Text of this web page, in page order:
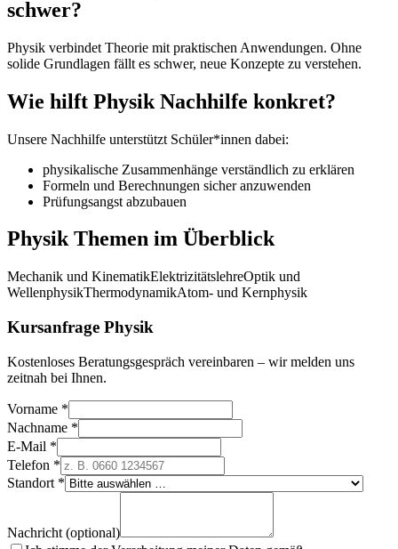
schwer?
Physik verbindet Theorie mit praktischen Anwendungen. Ohne
solide Grundlagen fällt es schwer, neue Konzepte zu verstehen.
Wie hilft Physik Nachhilfe konkret?
Unsere Nachhilfe unterstützt Schüler*innen dabei:
physikalische Zusammenhänge verständlich zu erklären
Formeln und Berechnungen sicher anzuwenden
Prüfungsangst abzubauen
PhysikThemen im Überblick
Mechanik und KinematikElektrizitätslehreOptik und
WellenphysikThermodynamikAtom- und Kernphysik
Kursanfrage Physik
Kostenloses Beratungsgespräch vereinbaren – wir melden uns
zeitnah bei Ihnen.
Vorname *
Nachname *
E-Mail *
Telefon *
Standort *
Nachricht (optional)